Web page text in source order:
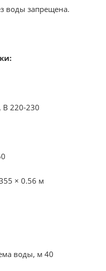
воды запрещена.
В 220-230
× 0.56 м
воды, м 40